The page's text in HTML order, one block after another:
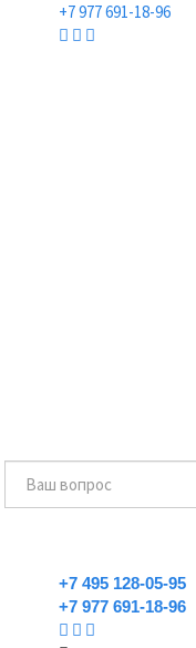
+7 977 691-18-96
+7 495 128-05-95
+7 977 691-18-96